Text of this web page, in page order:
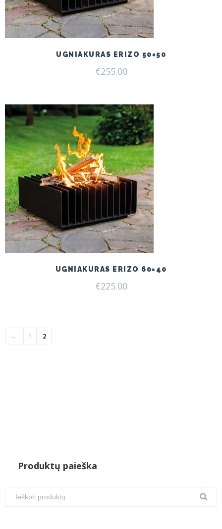
UGNIAKURAS ERIZO 50×50
€255.00
UGNIAKURAS ERIZO 60×40
€225.00
← 1 2
Produktų paieška